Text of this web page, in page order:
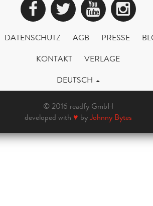
Facebook
Twitter
DATENSCHUTZ AGB PRESSE
KONTAKT
VERLAGE
DEUTSCH
© 2016 readfy GmbH
developed with ♥ byJohnny Bytes